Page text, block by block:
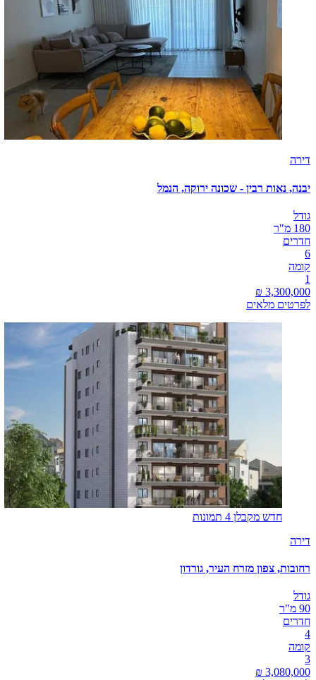
דירה
יבנה, נאות רבין - שכונה ירוקה, הנמל
גודל
180 מ"ר
חדרים
6
קומה
1
לפרטים מלאים
חדש מקבלן 4 תמונות
דירה
רחובות, צפון מזרח העיר, גורדון
גודל
90 מ"ר
חדרים
4
קומה
3